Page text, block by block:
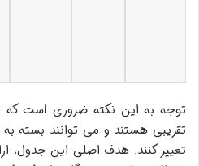
توجه به این نکته ضروری است که
تقریبی هستند و می توانند بسته به
تغییر کنند. هدف اصلی این جدول،